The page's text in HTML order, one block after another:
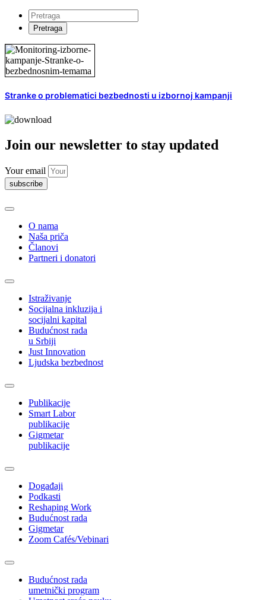
Stranke o problematici bezbednosti u izbornoj kampanji
Join our newsletter to stay updated
Your email
subscribe
O nama
Naša priča
Članovi
Partneri i donatori
Istraživanje
Socijalna inkluzija i
socijalni kapital
Budućnost rada
u Srbiji
Just Innovation
Ljudska bezbednost
Publikacije
Smart Labor
publikacije
Gigmetar
publikacije
Događaji
Podkasti
Reshaping Work
Budućnost rada
Gigmetar
Zoom Cafés/Vebinari
Budućnost rada
umetnički program